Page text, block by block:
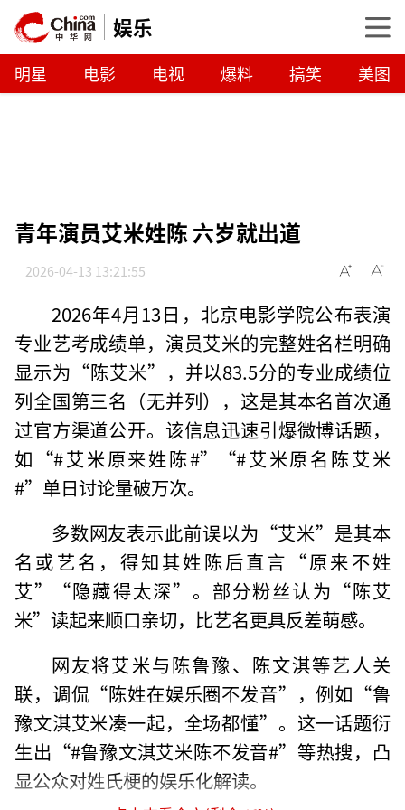
娱乐
明星 电影 电视 爆料 搞笑 美图
青年演员艾米姓陈 六岁就出道
2026-04-13 13:21:55
2026年4月13日，北京电影学院公布表演
专业艺考成绩单，演员艾米的完整姓名栏明确
显示为“陈艾米”，并以83.5分的专业成绩位
列全国第三名（无并列），这是其本名首次通
过官方渠道公开。该信息迅速引爆微博话题，
如“#艾米原来姓陈#”“#艾米原名陈艾米
#”单日讨论量破万次。
多数网友表示此前误以为“艾米”是其本
名或艺名，得知其姓陈后直言“原来不姓
艾”“隐藏得太深”。部分粉丝认为“陈艾
米”读起来顺口亲切，比艺名更具反差萌感。
网友将艾米与陈鲁豫、陈文淇等艺人关
联，调侃“陈姓在娱乐圈不发音”，例如“鲁
豫文淇艾米凑一起，全场都懂”。这一话题衍
生出“#鲁豫文淇艾米陈不发音#”等热搜，凸
显公众对姓氏梗的娱乐化解读。